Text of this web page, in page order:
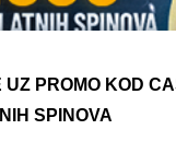
UZ PROMO KOD
SPINOVA